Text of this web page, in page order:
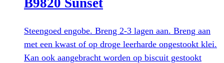
B9820 Sunset
Steengoed engobe. Breng 2-3 lagen aan. Breng aan
met een kwast of op droge leerharde ongestookt klei.
Kan ook aangebracht worden op biscuit gestookt